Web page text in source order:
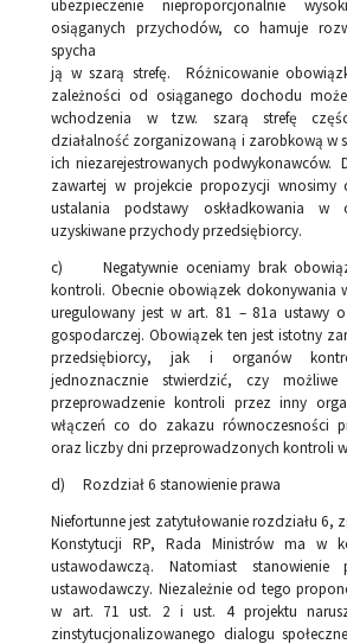
ubezpieczenie nieproporcjonalnie
osiąganych przychodów, co hamuje
spycha
ją w szarą strefę. Różnicowanie
zależności od osiąganego dochodu
wchodzenia w tzw. szarą strefę
działalność zorganizowaną i zarobkową w
ich niezarejestrowanych podwykonawców.
zawartej w projekcie propozycji wnosimy
ustalania podstawy oskładkowania w
uzyskiwane przychody przedsiębiorcy.
c) Negatywnie oceniamy brak
kontroli. Obecnie obowiązek dokonywania
uregulowany jest w art. 81 – 81a ustawy
gospodarczej. Obowiązek ten jest istotny
przedsiębiorcy, jak i organów
jednoznacznie stwierdzić, czy
przeprowadzenie kontroli przez inny
włączeń co do zakazu równoczesności
oraz liczby dni przeprowadzonych kontroli
d) Rozdział 6 stanowienie prawa
Niefortunne jest zatytułowanie rozdziału 6,
Konstytucji RP, Rada Ministrów ma w
ustawodawczą. Natomiast
ustawodawczy. Niezależnie od tego
w art. 71 ust. 2 i ust. 4 projektu
zinstytucjonalizowanego dialogu